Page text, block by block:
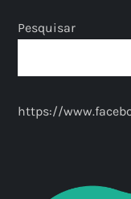
Pesquisar
https://